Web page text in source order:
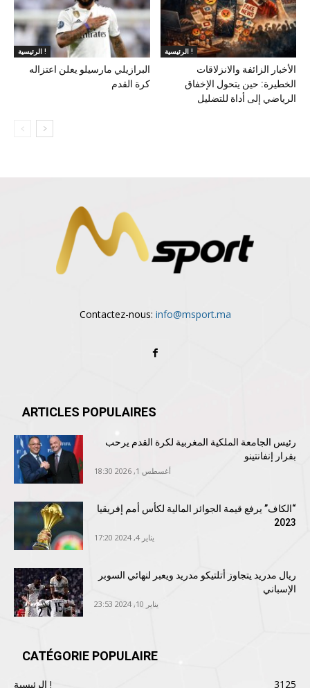
الرئيسية !
البرازيلي مارسيلو يعلن اعتزاله
كرة القدم
الرئيسية !
الأخبار الزائفة والانزلاقات
الخطيرة: حين يتحول الإخفاق
الرياضي إلى أداة للتضليل
Contactez-nous: info@msport.ma
ARTICLES POPULAIRES
رئيس الجامعة الملكية المغربية لكرة القدم يرحب
بقرار إنفانتينو
أغسطس 1, 2026 18:30
“الكاف” يرفع قيمة الجوائز المالية لكأس أمم إفريقيا
2023
يناير 4, 2024 17:20
ريال مدريد يتجاوز أتلتيكو مدريد ويعبر لنهائي السوبر
الإسباني
يناير 10, 2024 23:53
CATÉGORIE POPULAIRE
الرئيسية ! 3125